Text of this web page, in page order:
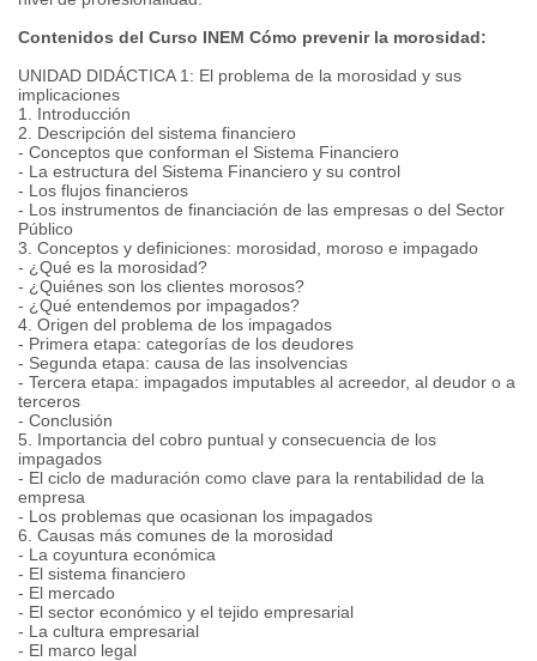
Contenidos del Curso INEM Cómo prevenir la morosidad:
UNIDAD DIDÁCTICA 1: El problema de la morosidad y sus
implicaciones
1. Introducción
2. Descripción del sistema financiero
- Conceptos que conforman el Sistema Financiero
- La estructura del Sistema Financiero y su control
- Los flujos financieros
- Los instrumentos de financiación de las empresas o del Sector
Público
3. Conceptos y definiciones: morosidad, moroso e impagado
- ¿Qué es la morosidad?
- ¿Quiénes son los clientes morosos?
- ¿Qué entendemos por impagados?
4. Origen del problema de los impagados
- Primera etapa: categorías de los deudores
- Segunda etapa: causa de las insolvencias
- Tercera etapa: impagados imputables al acreedor, al deudor o a
terceros
- Conclusión
5. Importancia del cobro puntual y consecuencia de los
impagados
- El ciclo de maduración como clave para la rentabilidad de la
empresa
- Los problemas que ocasionan los impagados
6. Causas más comunes de la morosidad
- La coyuntura económica
- El sistema financiero
- El mercado
- El sector económico y el tejido empresarial
- La cultura empresarial
- El marco legal